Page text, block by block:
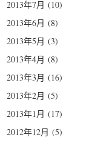
2013年7月 (10)
2013年6月 (8)
2013年5月 (3)
2013年4月 (8)
2013年3月 (16)
2013年2月 (5)
2013年1月 (17)
2012年12月 (5)